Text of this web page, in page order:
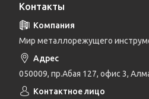
Контакты
Мир металлорежущего
050009, пр.Абая 127, офис 3,